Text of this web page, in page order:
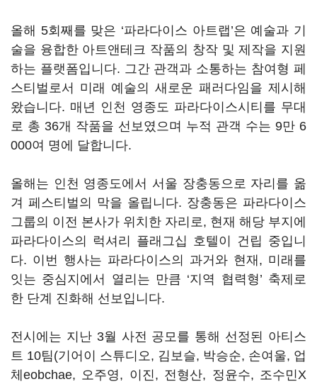
올해 5회째를 맞은 ‘파라다이스 아트랩’은 예술과 기
술을 융합한 아트앤테크 작품의 창작 및 제작을 지원
하는 플랫폼입니다. 그간 관객과 소통하는 참여형 페
스티벌로서 미래 예술의 새로운 패러다임을 제시해
왔습니다. 매년 인천 영종도 파라다이스시티를 무대
로 총 36개 작품을 선보였으며 누적 관객 수는 9만 6
000여 명에 달합니다.
올해는 인천 영종도에서 서울 장충동으로 자리를 옮
겨 페스티벌의 막을 올립니다. 장충동은 파라다이스
그룹의 이전 본사가 위치한 자리로, 현재 해당 부지에
파라다이스의 럭셔리 플래그십 호텔이 건립 중입니
다. 이번 행사는 파라다이스의 과거와 현재, 미래를
잇는 중심지에서 열리는 만큼 ‘지역 협력형’ 축제로
한 단계 진화해 선보입니다.
전시에는 지난 3월 사전 공모를 통해 선정된 아티스
트 10팀(기어이 스튜디오, 김보슬, 박승순, 손여울, 업
체eobchae, 오주영, 이진, 전형산, 정윤수, 조수민X